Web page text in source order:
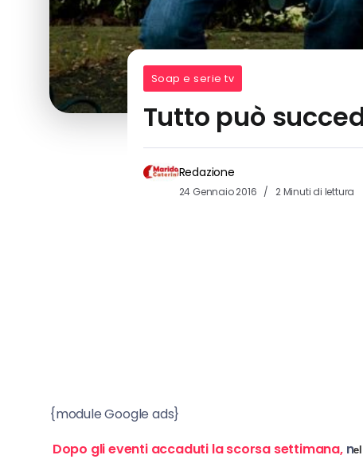
Soap e serie tv
Tutto può
Redazione
24 Gennaio 2016 2 Minuti di lettura
{module Google ads}
Dopo gli eventi accaduti la scorsa settimana,n